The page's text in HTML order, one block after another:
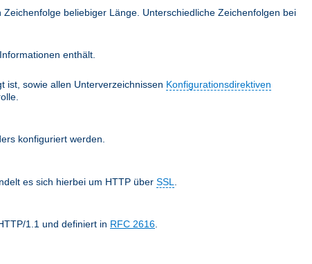
beliebiger Länge. Unterschiedliche Zeichenfolgen bei
enthält.
ist, sowie allen Unterverzeichnissen Konfigurationsdirektiven
konfiguriert werden.
es sich hierbei um HTTP über SSL
1.1 und definiert in RFC 2616